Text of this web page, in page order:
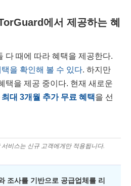
에서 제공하는 혜
다 때에 따라 혜택을 제공한다.
을 확인해 볼 수 있다. 하지만
택을 제공 중이다. 현재 새로운
대 3개월 추가 무료 혜택을 선
비스는 신규 고객에게만 적용됩니다.
조사를 기반으로 공급업체를 리